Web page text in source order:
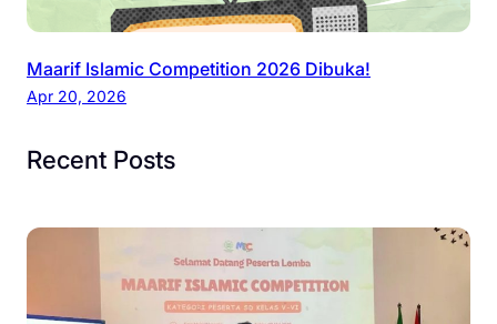
Maarif Islamic Competition 2026 Dibuka!
Apr 20, 2026
Recent Posts